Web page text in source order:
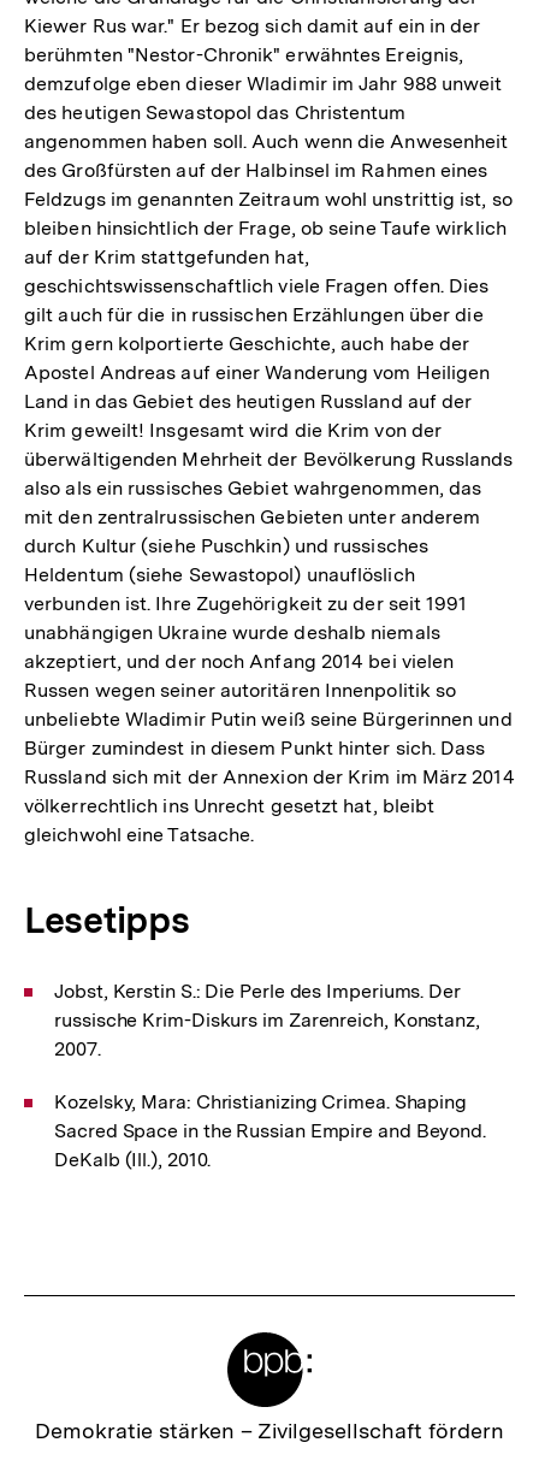
Kiewer Rus war." Er bezog sich damit auf ein in der
berühmten "Nestor-Chronik" erwähntes Ereignis,
demzufolge eben dieser Wladimir im Jahr 988 unweit
des heutigen Sewastopol das Christentum
angenommen haben soll. Auch wenn die Anwesenheit
des Großfürsten auf der Halbinsel im Rahmen eines
Feldzugs im genannten Zeitraum wohl unstrittig ist, so
bleiben hinsichtlich der Frage, ob seine Taufe wirklich
auf der Krim stattgefunden hat,
geschichtswissenschaftlich viele Fragen offen. Dies
gilt auch für die in russischen Erzählungen über die
Krim gern kolportierte Geschichte, auch habe der
Apostel Andreas auf einer Wanderung vom Heiligen
Land in das Gebiet des heutigen Russland auf der
Krim geweilt! Insgesamt wird die Krim von der
überwältigenden Mehrheit der Bevölkerung Russlands
also als ein russisches Gebiet wahrgenommen, das
mit den zentralrussischen Gebieten unter anderem
durch Kultur (siehe Puschkin) und russisches
Heldentum (siehe Sewastopol) unauflöslich
verbunden ist. Ihre Zugehörigkeit zu der seit 1991
unabhängigen Ukraine wurde deshalb niemals
akzeptiert, und der noch Anfang 2014 bei vielen
Russen wegen seiner autoritären Innenpolitik so
unbeliebte Wladimir Putin weiß seine Bürgerinnen und
Bürger zumindest in diesem Punkt hinter sich. Dass
Russland sich mit der Annexion der Krim im März 2014
völkerrechtlich ins Unrecht gesetzt hat, bleibt
gleichwohl eine Tatsache.
Lesetipps
Jobst, Kerstin S.: Die Perle des Imperiums. Der
russische Krim-Diskurs im Zarenreich, Konstanz,
2007.
Kozelsky, Mara: Christianizing Crimea. Shaping
Sacred Space in the Russian Empire and Beyond.
DeKalb (Ill.), 2010.
Zur
Demokratie stärken – Zivilgesellschaft fördern